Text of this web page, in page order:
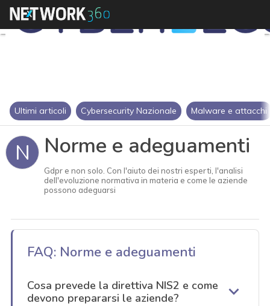
Ultimi articoli Cybersecurity Nazionale Malware e attacchi
N Norme e adeguamenti
Gdpr e non solo. Con l'aiuto dei nostri esperti, l'analisi
dell'evoluzione normativa in materia e come le aziende
possono adeguarsi
FAQ: Norme e adeguamenti
Cosa prevede la direttiva NIS2 e come
devono prepararsi le aziende?